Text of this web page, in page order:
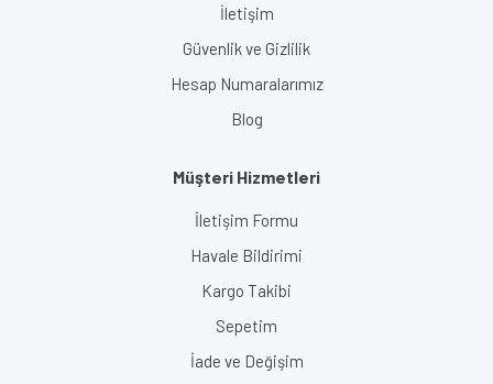
İletişim
Güvenlik ve Gizlilik
Hesap Numaralarımız
Blog
Müşteri Hizmetleri
İletişim Formu
Havale Bildirimi
Kargo Takibi
Sepetim
İade ve Değişim